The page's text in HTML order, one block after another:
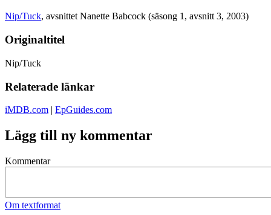
Nip/Tuck, avsnittet Nanette Babcock (säsong 1, avsnitt 3, 2003)
Originaltitel
Nip/Tuck
Relaterade länkar
iMDB.com | EpGuides.com
Lägg till ny kommentar
Kommentar
Om textformat